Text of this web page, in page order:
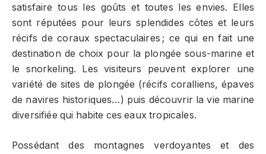
satisfaire tous les goûts et toutes les envies. Elles
sont réputées pour leurs splendides côtes et leurs
récifs de coraux spectaculaires ; ce qui en fait une
destination de choix pour la plongée sous-marine et
le snorkeling. Les visiteurs peuvent explorer une
variété de sites de plongée (récifs coralliens, épaves
de navires historiques…) puis découvrir la vie marine
diversifiée qui habite ces eaux tropicales.
Possédant des montagnes verdoyantes et des